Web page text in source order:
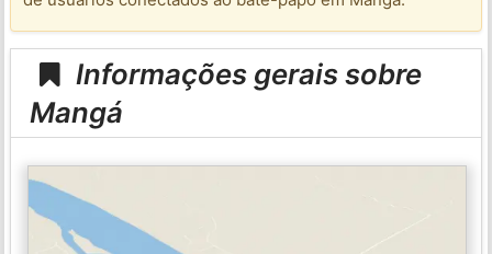
Informações gerais sobre
Mangá